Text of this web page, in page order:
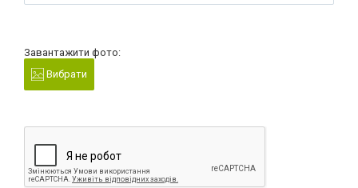
Завантажити фото:
Вибрати